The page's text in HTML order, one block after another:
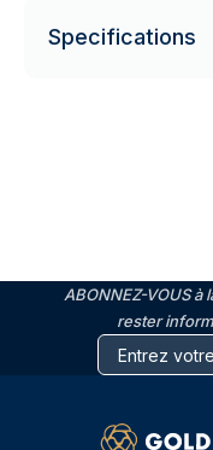
Specifications
ABONNEZ-VOUS à
rester